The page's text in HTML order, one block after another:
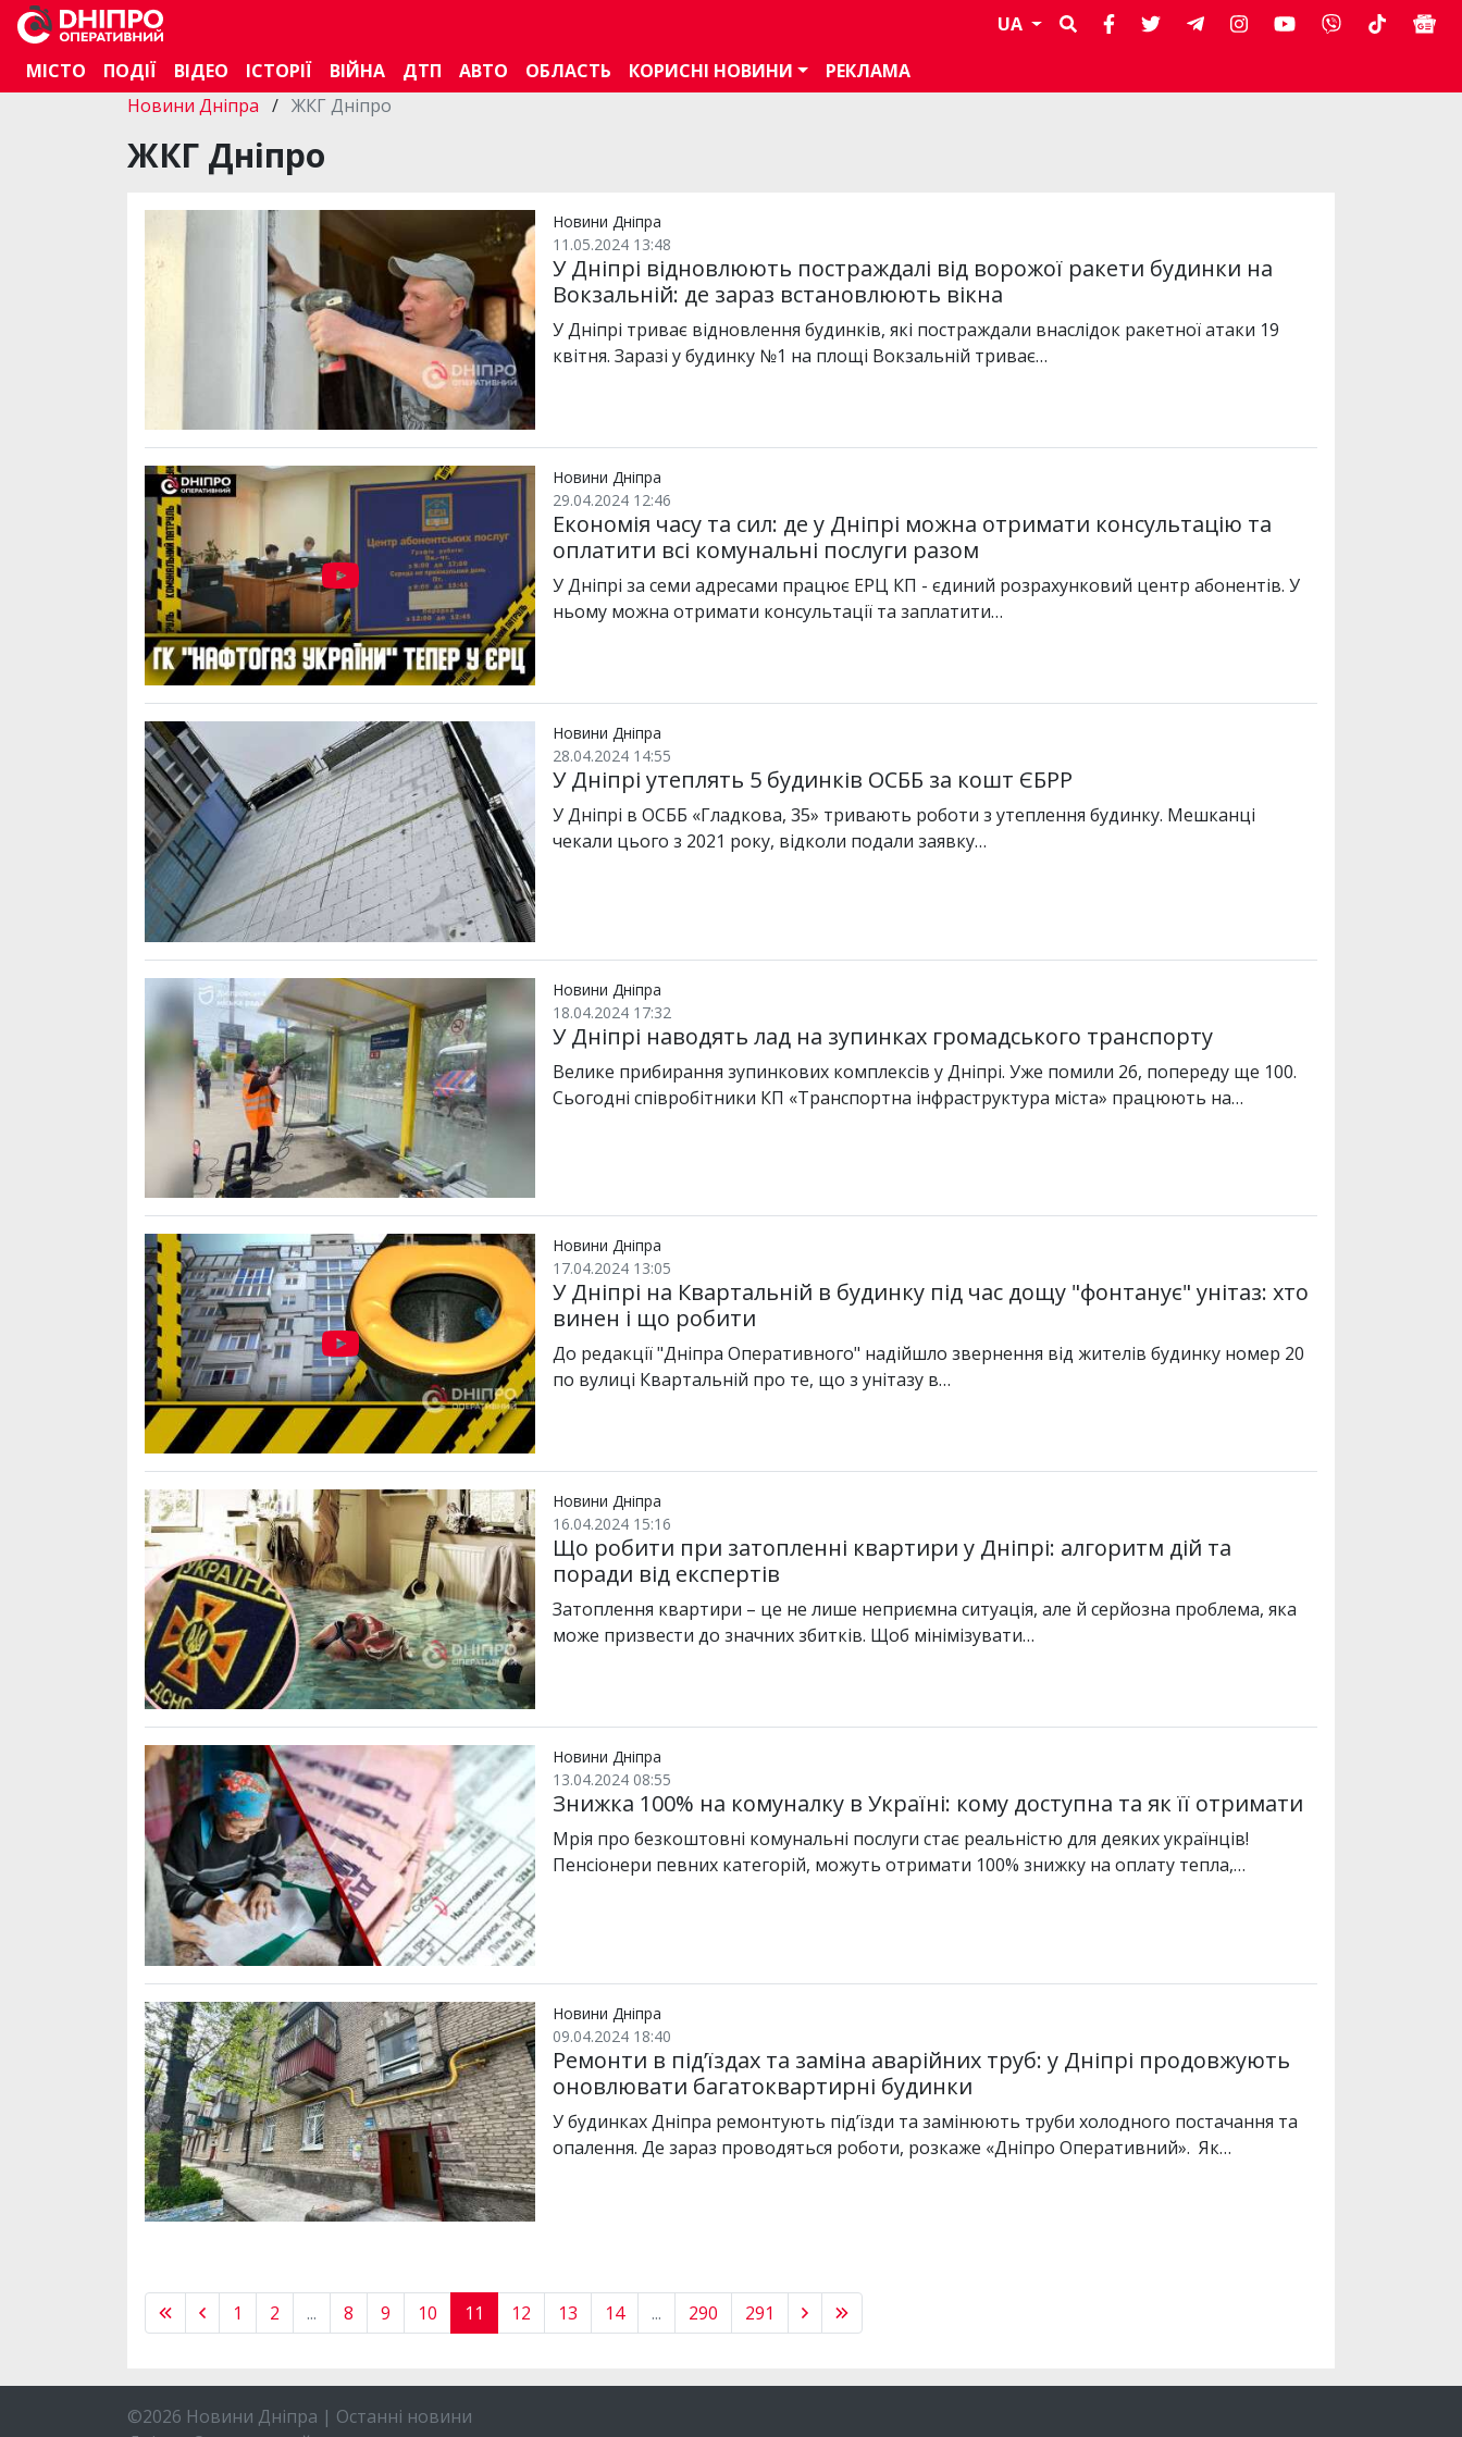
UA
МІСТО
ПОДІЇ ВІДЕО ІСТОРІЇ ВІЙНА ДТП АВТО ОБЛАСТЬ КОРИСНІ НОВИНИ
РЕКЛАМА
Новини Дніпра / ЖКГ Дніпро
ЖКГ Дніпро
Новини Дніпра
11.05.2024 13:48
У Дніпрі відновлюють постраждалі від ворожої ракети будинки на
Вокзальній: де зараз встановлюють вікна
У Дніпрі триває відновлення будинків, які постраждали внаслідок ракетної атаки 19
квітня. Заразі у будинку №1 на площі Вокзальній триває…
Новини Дніпра
29.04.2024 12:46
Економія часу та сил: де у Дніпрі можна отримати консультацію та
оплатити всі комунальні послуги разом
У Дніпрі за семи адресами працює ЕРЦ КП - єдиний розрахунковий центр абонентів. У
ньому можна отримати консультації та заплатити…
Новини Дніпра
28.04.2024 14:55
У Дніпрі утеплять 5 будинків ОСББ за кошт ЄБРР
У Дніпрі в ОСББ «Гладкова, 35» тривають роботи з утеплення будинку. Мешканці
чекали цього з 2021 року, відколи подали заявку…
Новини Дніпра
18.04.2024 17:32
У Дніпрі наводять лад на зупинках громадського транспорту
Велике прибирання зупинкових комплексів у Дніпрі. Уже помили 26, попереду ще 100.
Сьогодні співробітники КП «Транспортна інфраструктура міста» працюють на…
Новини Дніпра
17.04.2024 13:05
У Дніпрі на Квартальній в будинку під час дощу "фонтанує" унітаз: хто
винен і що робити
До редакції "Дніпра Оперативного" надійшло звернення від жителів будинку номер 20
по вулиці Квартальній про те, що з унітазу в…
Новини Дніпра
16.04.2024 15:16
Що робити при затопленні квартири у Дніпрі: алгоритм дій та
поради від експертів
Затоплення квартири – це не лише неприємна ситуація, але й серйозна проблема, яка
може призвести до значних збитків. Щоб мінімізувати…
Новини Дніпра
13.04.2024 08:55
Знижка 100% на комуналку в Україні: кому доступна та як її отримати
Мрія про безкоштовні комунальні послуги стає реальністю для деяких українців!
Пенсіонери певних категорій, можуть отримати 100% знижку на оплату тепла,…
Новини Дніпра
09.04.2024 18:40
Ремонти в під’їздах та заміна аварійних труб: у Дніпрі продовжують
оновлювати багатоквартирні будинки
У будинках Дніпра ремонтують під’їзди та замінюють труби холодного постачання та
опалення. Де зараз проводяться роботи, розкаже «Дніпро Оперативний». Як…
1 2 ... 8 9 10 11 12 13 14 ... 290 291
©2026 Новини Дніпра | Останні новини